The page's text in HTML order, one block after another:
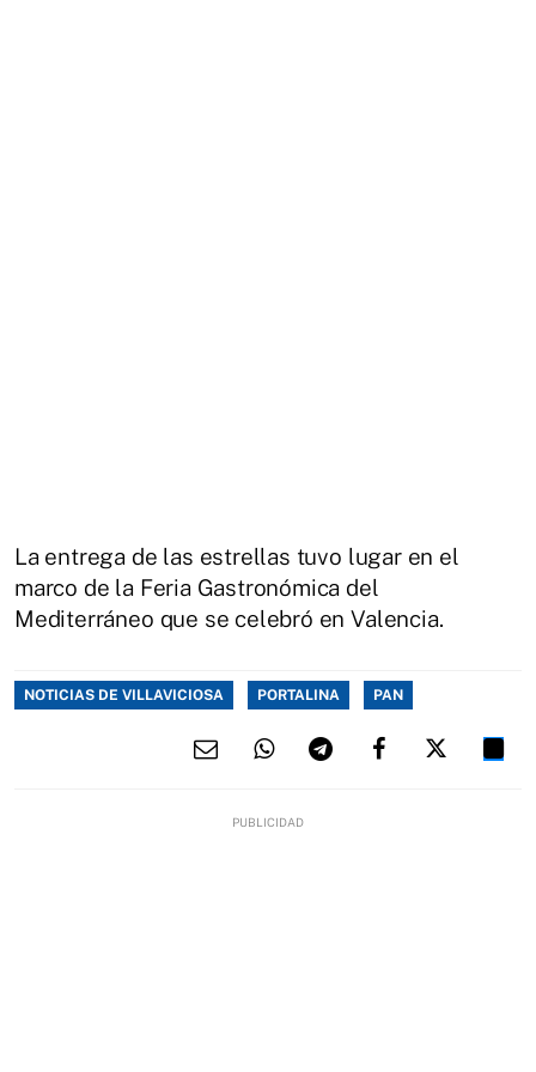
La entrega de las estrellas tuvo lugar en el
marco de la Feria Gastronómica del
Mediterráneo que se celebró en Valencia.
NOTICIAS DE VILLAVICIOSA PORTALINA PAN